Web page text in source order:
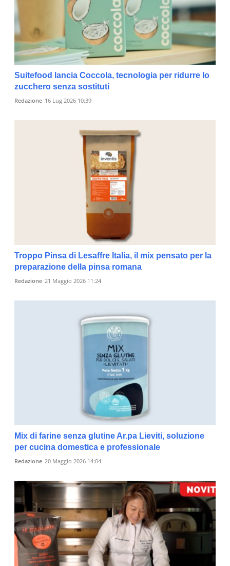
Suitefood lancia Coccola, tecnologia per ridurre lo
zucchero senza sostituti
Redazione 16 Lug 2026 10:39
Troppo Pinsa di Lesaffre Italia, il mix pensato per la
preparazione della pinsa romana
Redazione 21 Maggio 2026 11:24
Mix di farine senza glutine Ar.pa Lieviti, soluzione
per cucina domestica e professionale
Redazione 20 Maggio 2026 14:04